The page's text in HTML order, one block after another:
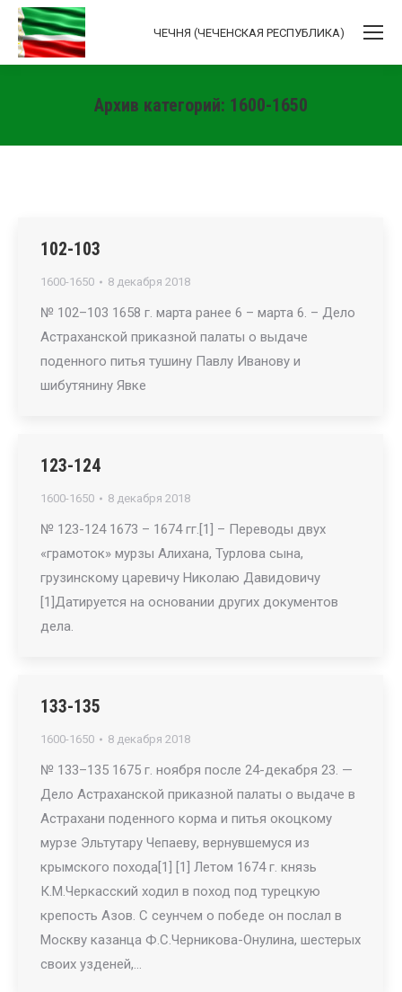
ЧЕЧНЯ (ЧЕЧЕНСКАЯ РЕСПУБЛИКА)
Архив категорий: 1600-1650
102-103
1600-1650 8 декабря 2018
№ 102–103 1658 г. марта ранее 6 – марта 6. – Дело
Астраханской приказной палаты о выдаче
поденного питья тушину Павлу Иванову и
шибутянину Явке
123-124
1600-1650 8 декабря 2018
№ 123-124 1673 – 1674 гг.[1] – Переводы двух
«грамоток» мурзы Алихана, Турлова сына,
грузинскому царевичу Николаю Давидовичу
[1]Датируется на основании других документов
дела.
133-135
1600-1650 8 декабря 2018
№ 133–135 1675 г. ноября после 24-декабря 23. —
Дело Астраханской приказной палаты о выдаче в
Астрахани поденного корма и питья окоцкому
мурзе Эльтутару Чепаеву, вернувшемуся из
крымского похода[1] [1] Летом 1674 г. князь
К.М.Черкасский ходил в поход под турецкую
крепость Азов. С сеунчем о победе он послал в
Москву казанца Ф.С.Черникова-Онулина, шестерых
своих узденей,…